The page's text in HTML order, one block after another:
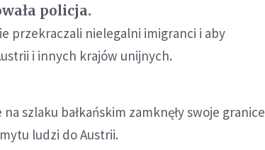
policja.
przekraczali nielegalni imigranci i aby
i innych krajów unijnych.
szlaku bałkańskim zamknęły swoje granice
ludzi do Austrii.